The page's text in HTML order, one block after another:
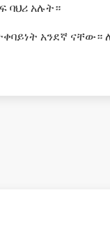
ባህሪ አሉት።
አንደኛ